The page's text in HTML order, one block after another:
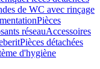
de WC avec rinçage
Pièces
réseauAccessoires
Pièces détachées
d'hygiène